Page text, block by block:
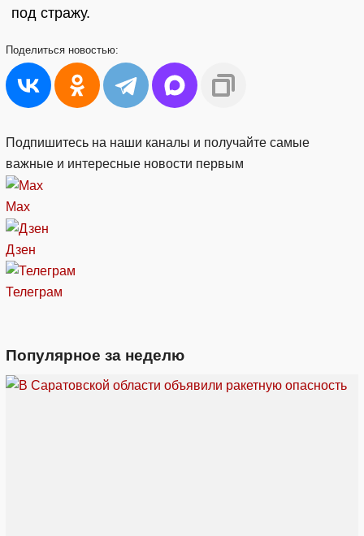
под стражу.
Поделиться новостью:
Подпишитесь на наши каналы и получайте самые
важные и интересные новости первым
Max
Дзен
Телеграм
Популярное за неделю